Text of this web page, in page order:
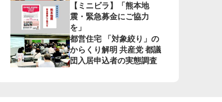
【ミニビラ】「熊本地
震・緊急募金にご協力
を」
都営住宅 「対象絞り」の
からくり解明 共産党 都議
団入居申込者の実態調査